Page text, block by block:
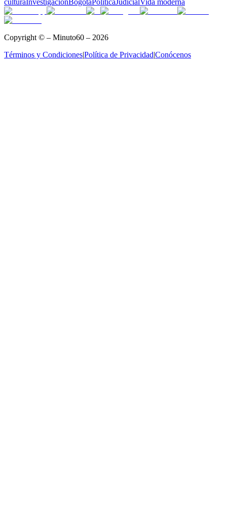
Copyright © – Minuto60 – 2026
Términos y Condiciones|Política de Privacidad|Conócenos